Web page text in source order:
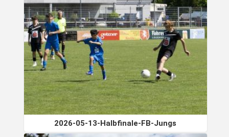
2026-05-13-Halbfinale-FB-Jungs